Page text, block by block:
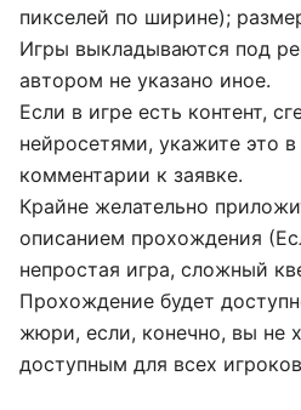
пикселей по ширине);
Игры выкладываются под
автором не указано иное.
Если в игре есть контент,
нейросетями, укажите это
комментарии к заявке.
Крайне желательно
описанием прохождения
непростая игра, сложный
Прохождение будет
жюри, если, конечно, вы не
доступным для всех